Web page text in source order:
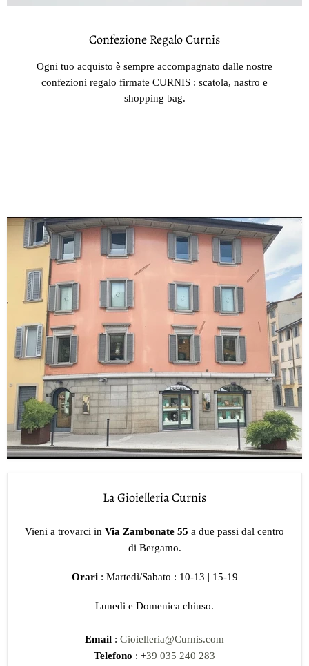
Confezione Regalo Curnis
Ogni tuo acquisto è sempre accompagnato dalle nostre
confezioni regalo firmate CURNIS : scatola, nastro e
shopping bag.
La Gioielleria Curnis
Vieni a trovarci in Via Zambonate 55 a due passi dal centro
di Bergamo.
Orari : Martedì/Sabato : 10-13 | 15-19
Lunedi e Domenica chiuso.
Email : Gioielleria@Curnis.com
Telefono : +39 035 240 283